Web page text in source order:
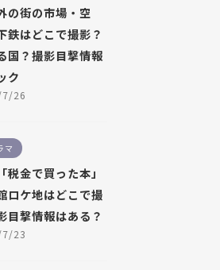
の街の市場・空
鉄はどこで撮影？
国？撮影目撃情報
ク
26
マ
税金で買った本」
ロケ地はどこで撮
目撃情報はある？
23